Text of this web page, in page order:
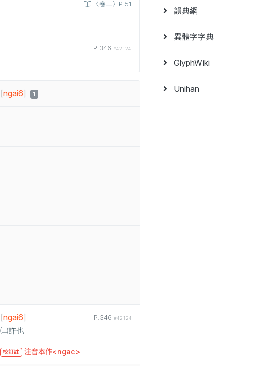
〈卷二〉P.51
P.346 #42124
[ngai6] 1
P.346 #42124
[ngai6]
㈡詐也
校訂註 注音本作<ngac>
韻典網
異體字字典
GlyphWiki
Unihan